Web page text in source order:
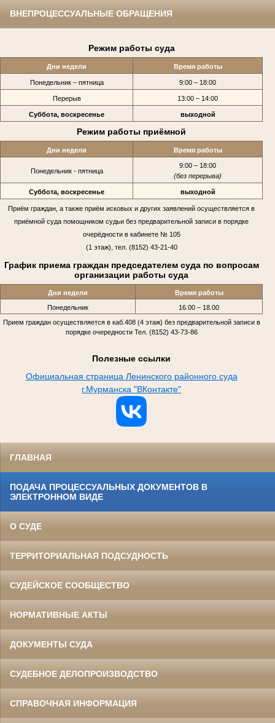
ВНЕПРОЦЕССУАЛЬНЫЕ ОБРАЩЕНИЯ
Режим работы суда
Дни недели Время работы
Понедельник – пятница 9:00 – 18:00
Перерыв 13:00 – 14:00
Суббота, воскресенье выходной
Режим работы приёмной
Дни недели Время работы
Понедельник - пятница
9:00 – 18:00
(без перерыва)
Суббота, воскресенье выходной
Приём граждан, а также приём исковых и других заявлений осуществляется в
приёмной суда помощником судьи без предварительной записи в порядке
очерёдности в кабинете № 105
(1 этаж), тел. (8152) 43-21-40
График приема граждан председателем суда по вопросам
организации работы суда
Дни недели
Время работы
Понедельник
16.00 – 18.00
Прием граждан осуществляется в каб.408 (4 этаж) без предварительной записи в
порядке очередности Тел. (8152) 43-73-86
Полезные ссылки
Официальная страница Ленинского районного суда
г.Мурманска "ВКонтакте"
ГЛАВНАЯ
ПОДАЧА ПРОЦЕССУАЛЬНЫХ ДОКУМЕНТОВ В
ЭЛЕКТРОННОМ ВИДЕ
О СУДЕ
ТЕРРИТОРИАЛЬНАЯ ПОДСУДНОСТЬ
СУДЕЙСКОЕ СООБЩЕСТВО
НОРМАТИВНЫЕ АКТЫ
ДОКУМЕНТЫ СУДА
СУДЕБНОЕ ДЕЛОПРОИЗВОДСТВО
СПРАВОЧНАЯ ИНФОРМАЦИЯ